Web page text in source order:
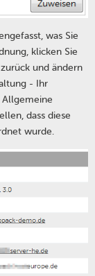
was Sie
klicken Sie
und ändern
- Ihr
dass diese
wurde.